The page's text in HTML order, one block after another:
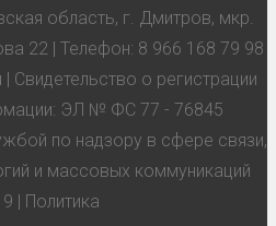
область, г. Дмитров, мкр.
22 | Телефон: 8 966 168 79 98
| Свидетельство о регистрации
ЭЛ № ФС 77 - 76845
по надзору в сфере связи,
и массовых коммуникаций
| Политика